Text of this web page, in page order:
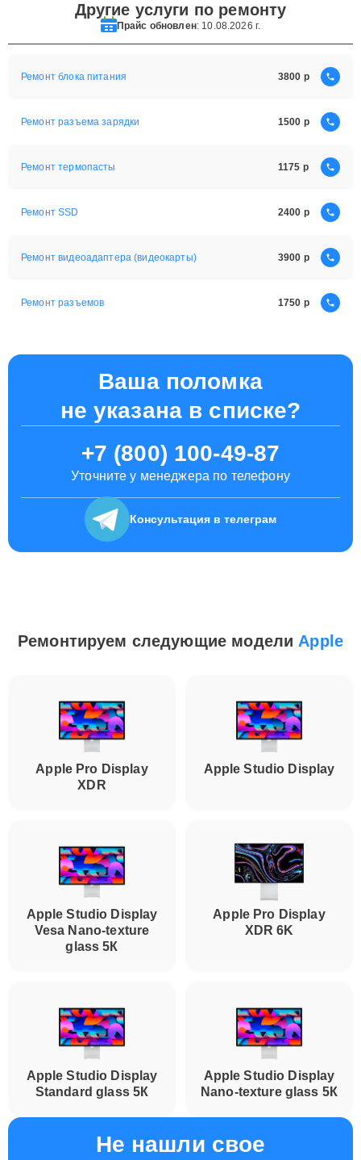
Другие услуги по ремонту
Прайс обновлен: 10.08.2026 г.
Ремонт блока питания 3800
Ремонт разъема зарядки 1500
Ремонт термопасты 1175
Ремонт SSD 2400
Ремонт видеоадаптера (видеокарты) 3900
Ремонт разъемов 1750
Ваша поломка
не указана в списке?
+7 (800) 100-49-87
Уточните у менеджера по телефону
Консультация в телеграм
Ремонтируем следующие модели Apple
Apple Pro Display
XDR
Apple Studio Display
Apple Studio Display
Vesa Nano-texture
glass 5К
Apple Pro Display
XDR 6K
Apple Studio Display
Standard glass 5К
Apple Studio Display
Nano-texture glass 5К
Не нашли свое